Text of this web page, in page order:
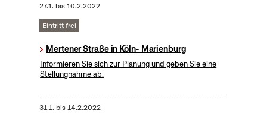
27.1. bis10.2.2022
Eintritt frei
Mertener Straße in Köln- Marienburg
Informieren Sie sich zur Planung und geben Sie eine
Stellungnahme ab.
31.1. bis14.2.2022